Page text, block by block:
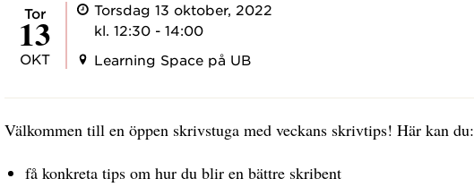
tor
13
OKT
Torsdag 13 oktober, 2022
kl. 12:30 - 14:00
Learning Space på UB
Välkommen till en öppen skrivstuga med veckans skrivtips! Här kan du:
få konkreta tips om hur du blir en bättre skribent